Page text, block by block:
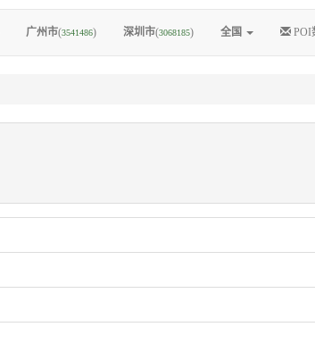
广州市(3541486) 深圳市(3068185) 全国 POI